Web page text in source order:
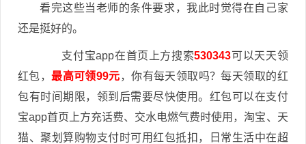
看完这些当老师的条件要求，我此时觉得在自己家
还是挺好的。
支付宝app在首页上方搜索530343可以天天领
红包，最高可领99元，你有每天领取吗？每天领取的红
包有时间期限，领到后需要尽快使用。红包可以在支付
宝app首页上方充话费、交水电燃气费时使用，淘宝、天
猫、聚划算购物支付时可用红包抵扣，日常生活中在超